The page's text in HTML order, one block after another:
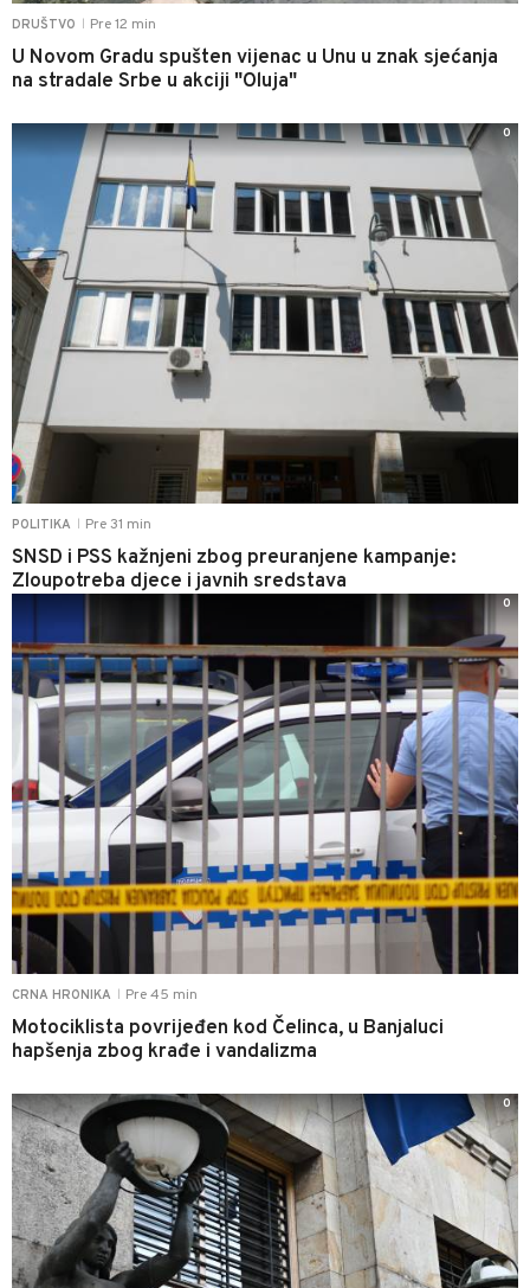
DRUŠTVO Pre 12 min
U Novom Gradu spušten vijenac u Unu u znak sjećanja
na stradale Srbe u akciji "Oluja"
POLITIKA Pre 31 min
SNSD i PSS kažnjeni zbog preuranjene kampanje:
Zloupotreba djece i javnih sredstava
0
CRNA HRONIKA Pre 45 min
Motociklista povrijeđen kod Čelinca, u Banjaluci
hapšenja zbog krađe i vandalizma
0
0